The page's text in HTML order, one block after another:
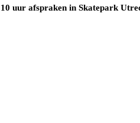
uur afspraken in Skatepark